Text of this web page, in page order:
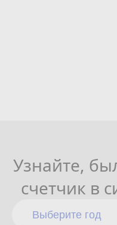
Узнайте,
счетчик в